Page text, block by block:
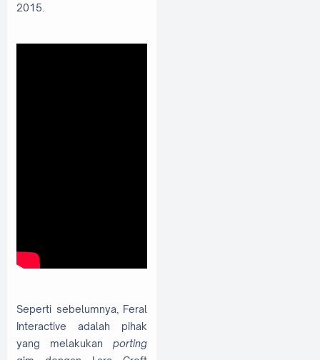
2015.
Seperti sebelumnya, Feral
Interactive adalah pihak
yang melakukan porting